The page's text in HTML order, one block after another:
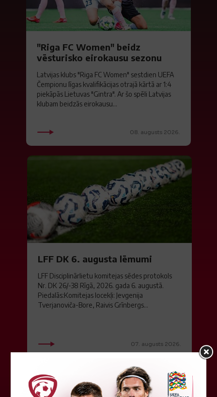
"Riga FC Women" beidz
vēsturisko eirokausu sezonu
Latvijas klubs "Riga FC Women" sestdien UEFA
Čempionu līgas kvalifikācijas otrajā kārtā ar 1:4
piekāpās Lietuvas "Gintra". Ar šo spēli Latvijas
klubam beidzās eirokausu...
08. augusts 2026.
LFF DK 6. augusta lēmumi
LFF Disciplinārlietu komitejas sēdes protokols
Nr. DK 26/-38 Rīgā, 2026. gada 6. augustā.
Piedalās:Komitejas locekļi: Jevgenija
Tverjanoviča-Bore, Raivis Grīnbergs...
07. augusts 2026.